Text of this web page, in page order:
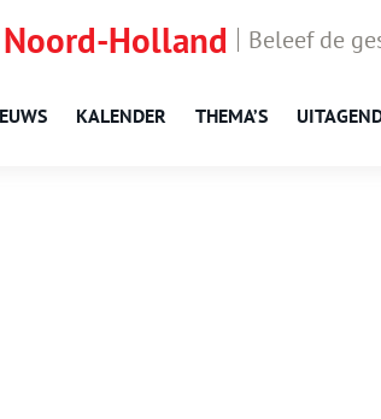
Holland Beleef de
KALENDER THEMA’S